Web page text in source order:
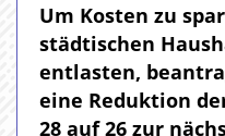
Um Kosten zu
städtischen
entlasten,
eine Reduktion
28 auf 26 zur